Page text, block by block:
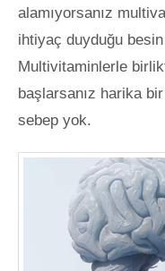
alamıyorsanız
ihtiyaç duyduğu
Multivitaminlerle
başlarsanız harika
sebep yok.